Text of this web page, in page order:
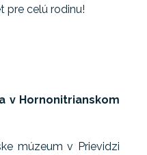
pre celú rodinu!
v Hornonitrianskom
múzeum v Prievidzi